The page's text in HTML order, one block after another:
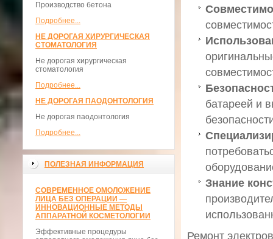
Производство бетона
Подробнее...
НЕ ДОРОГАЯ ХИРУРГИЧЕСКАЯ
СТОМАТОЛОГИЯ
Не дорогая хирургическая
стоматология
Подробнее...
НЕ ДОРОГАЯ ПАОДОНТОЛОГИЯ
Не дорогая паодонтология
Подробнее...
ПОЛЕЗНАЯ ИНФОРМАЦИЯ
СОВРЕМЕННОЕ ОМОЛОЖЕНИЕ
ЛИЦА БЕЗ ОПЕРАЦИИ —
ИННОВАЦИОННЫЕ МЕТОДЫ
АППАРАТНОЙ КОСМЕТОЛОГИИ
Эффективные процедуры
батареей и
Знание
Ремонт